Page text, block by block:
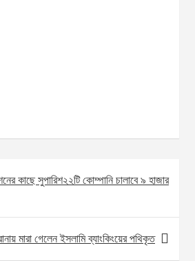
কাছে সুপারিশ২২টি কোম্পানি চালাবে ৯ হাজার
মারা গেলেন ইসলামি ব্যাংকিংয়ের পথিকৃত